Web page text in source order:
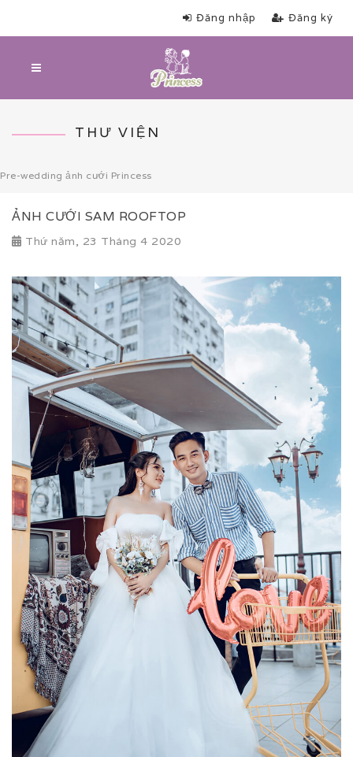
Đăng nhập Đăng ký
THƯ VIỆN
Pre-wedding ảnh cưới Princess
ẢNH CƯỚI SAM ROOFTOP
Thứ năm, 23 Tháng 4 2020